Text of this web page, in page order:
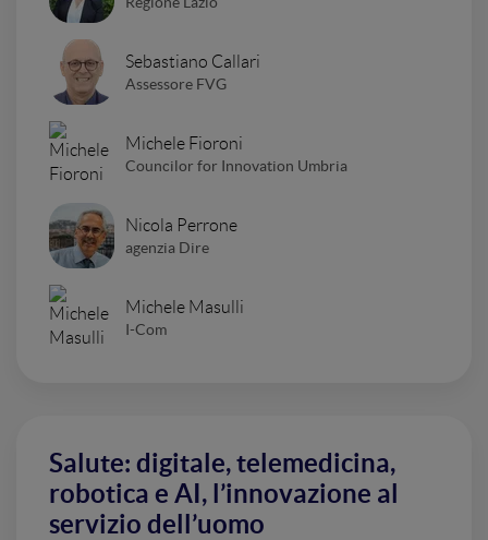
Sebastiano Callari
Assessore FVG
Michele Fioroni
Councilor for Innovation Umbria
Nicola Perrone
agenzia Dire
Michele Masulli
I-Com
Salute: digitale, telemedicina,
robotica e AI, l’innovazione al
servizio dell’uomo